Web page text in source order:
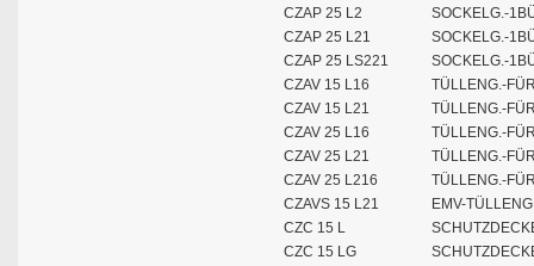
CZAP 25 L2
SOCKELG.-
CZAP 25 L21
SOCKELG.-
CZAP 25 LS221
SOCKELG.-
CZAV 15 L16
TÜLLENG.-
CZAV 15 L21
TÜLLENG.-
CZAV 25 L16
TÜLLENG.-
CZAV 25 L21
TÜLLENG.-
CZAV 25 L216
TÜLLENG.-
CZAVS 15 L21
EMV-
CZC 15 L
CZC 15 LG